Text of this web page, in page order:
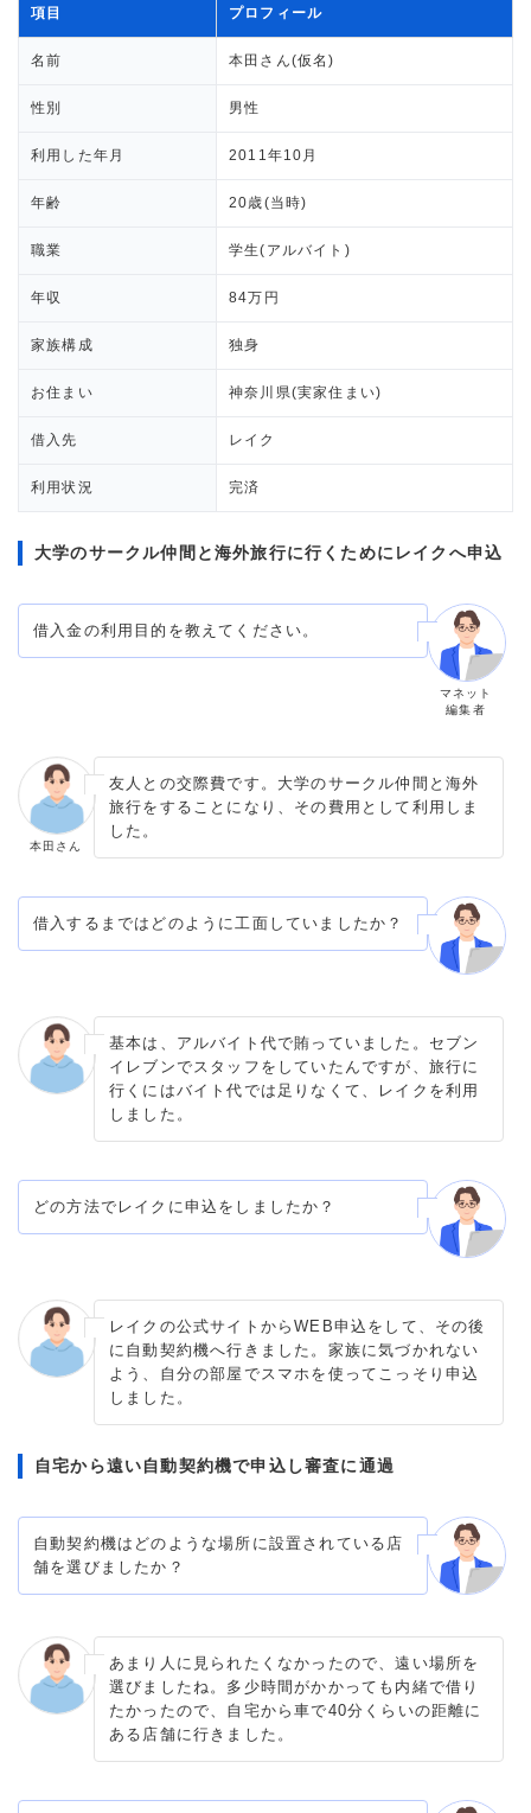
項目 プロフィール
名前 本田さん(仮名)
性別 男性
利用した年月 2011年10月
年齢 20歳(当時)
職業 学生(アルバイト)
年収 84万円
家族構成 独身
お住まい 神奈川県(実家住まい)
借入先 レイク
利用状況 完済
大学のサークル仲間と海外旅行に行くためにレイクへ申込
借入金の利用目的を教えてください。
マネット
編集者
本田さん
友人との交際費です。大学のサークル仲間と海外
旅行をすることになり、その費用として利用しま
した。
借入するまではどのように工面していましたか？
基本は、アルバイト代で賄っていました。セブン
イレブンでスタッフをしていたんですが、旅行に
行くにはバイト代では足りなくて、レイクを利用
しました。
どの方法でレイクに申込をしましたか？
レイクの公式サイトからWEB申込をして、その後
に自動契約機へ行きました。家族に気づかれない
よう、自分の部屋でスマホを使ってこっそり申込
しました。
自宅から遠い自動契約機で申込し審査に通過
自動契約機はどのような場所に設置されている店
舗を選びましたか？
あまり人に見られたくなかったので、遠い場所を
選びましたね。多少時間がかかっても内緒で借り
たかったので、自宅から車で40分くらいの距離に
ある店舗に行きました。